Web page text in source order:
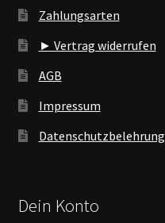
Zahlungsarten
► Vertrag widerrufen
AGB
Impressum
Datenschutzbelehrung
Dein Konto